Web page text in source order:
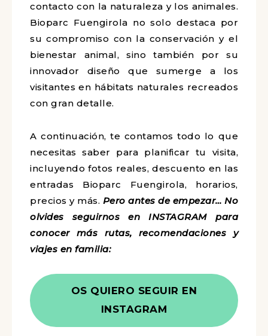
contacto con la naturaleza y los animales.
Bioparc Fuengirola no solo destaca por
su compromiso con la conservación y el
bienestar animal, sino también por su
innovador diseño que sumerge a los
visitantes en hábitats naturales recreados
con gran detalle.
A continuación, te contamos todo lo que
necesitas saber para planificar tu visita,
incluyendo fotos reales, descuento en las
entradas Bioparc Fuengirola, horarios,
precios y más. Pero antes de empezar… No
olvides seguirnos en INSTAGRAM para
conocer más rutas, recomendaciones y
viajes en familia:
OS QUIERO SEGUIR EN
INSTAGRAM